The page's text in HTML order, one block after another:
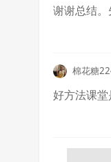
谢谢总结。
棉花糖
好方法课